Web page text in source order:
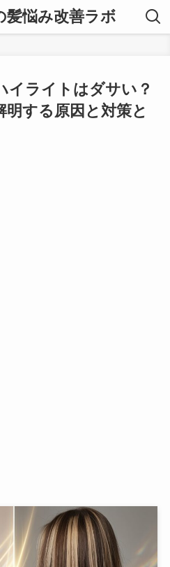
髪悩み改善ラボ
イライトはダサい？
明する原因と対策と